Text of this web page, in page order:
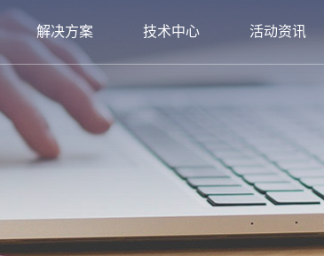
解决方案 技术中心 活动资讯